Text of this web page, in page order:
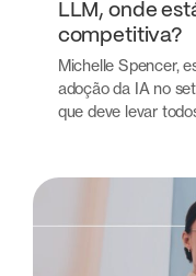
LLM, onde
competitiva?
Michelle Spencer,
adoção da IA no
que deve levar